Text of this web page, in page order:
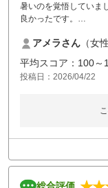
暑いのを覚悟していま
良かったです。
マンネリしないコース
アメラさん （女
平均スコア：100～
投稿日：2026/04/22